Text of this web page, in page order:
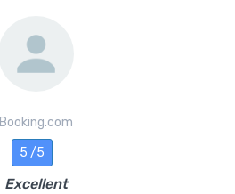
Booking.com
5 /5
Excellent